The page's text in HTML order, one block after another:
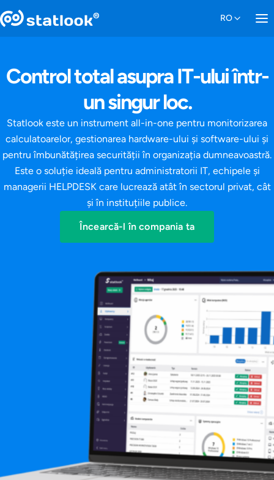
Control total asupra IT-ului într-
un singur loc.
Statlook este un instrument all-in-one pentru monitorizarea
calculatoarelor, gestionarea hardware-ului și software-ului și
pentru îmbunătățirea securității în organizația dumneavoastră.
Este o soluție ideală pentru administratorii IT, echipele și
managerii HELPDESK care lucrează atât în sectorul privat, cât
și în instituțiile publice.
Încearcă-l în compania ta